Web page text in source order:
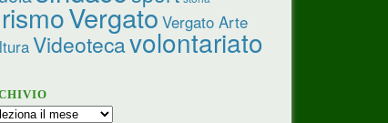
Vergato Vergato Arte
Videotecavolontariato